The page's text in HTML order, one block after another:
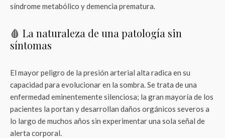
síndrome metabólico y demencia prematura.
🩸 La naturaleza de una patología sin
síntomas
El mayor peligro de la presión arterial alta radica en su
capacidad para evolucionar en la sombra. Se trata de una
enfermedad eminentemente silenciosa; la gran mayoría de los
pacientes la portan y desarrollan daños orgánicos severos a
lo largo de muchos años sin experimentar una sola señal de
alerta corporal.